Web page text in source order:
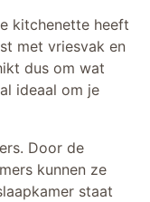
kitchenette heeft
met vriesvak en
dus om wat
ideaal om je
Door de
kunnen ze
staat